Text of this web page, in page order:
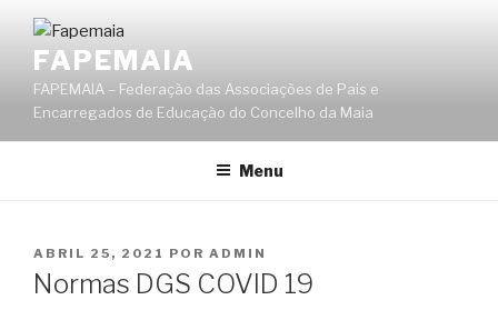
conteúdo
FAPEMAIA
FAPEMAIA – Federação das Associações de Pais e
Encarregados de Educação do Concelho da Maia
Menu
PUBLICADO
EM
ABRIL 25, 2021 POR ADMIN
Normas DGS COVID 19